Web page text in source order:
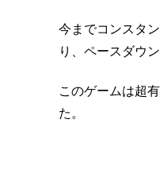
今までコンスタ
り、ペースダウ
このゲームは超
た。